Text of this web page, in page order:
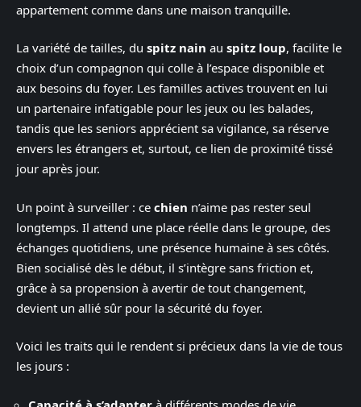
appartement comme dans une maison tranquille.
La variété de tailles, du spitz nain au spitz loup, facilite le
choix d’un compagnon qui colle à l’espace disponible et
aux besoins du foyer. Les familles actives trouvent en lui
un partenaire infatigable pour les jeux ou les balades,
tandis que les seniors apprécient sa vigilance, sa réserve
envers les étrangers et, surtout, ce lien de proximité tissé
jour après jour.
Un point à surveiller : ce chien n’aime pas rester seul
longtemps. Il attend une place réelle dans le groupe, des
échanges quotidiens, une présence humaine à ses côtés.
Bien socialisé dès le début, il s’intègre sans friction et,
grâce à sa propension à avertir de tout changement,
devient un allié sûr pour la sécurité du foyer.
Voici les traits qui le rendent si précieux dans la vie de tous
les jours :